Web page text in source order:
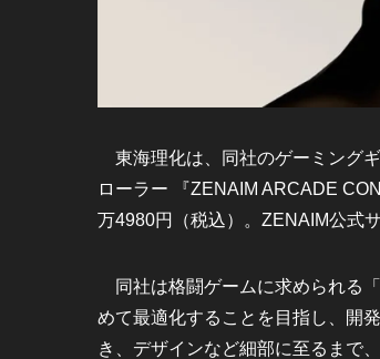
東海理化は、同社のゲーミング
ローラー 『ZENAIM ARCADE
万4980円（税込）。ZENAIM公式
同社は格闘ゲームに求められる
めて最適化することを目指し、開
き、デザインなど細部に至るまで